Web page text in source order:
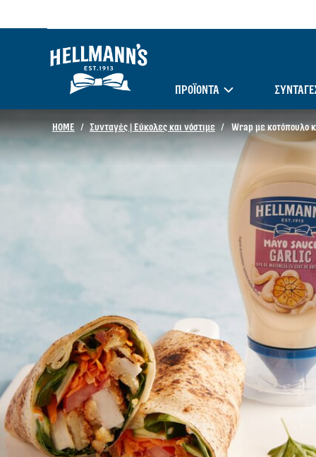
ΠΡΟΪΟΝΤΑ
HOME Συνταγές | Εύκολες και νόστιμε Wrap με κοτόπουλο